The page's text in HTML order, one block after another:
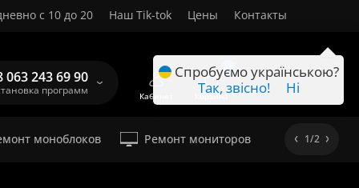
с 10 до 20 Наш Tik-tok Цены Контакты
063 243 69 90
программ Кабинет Корзина
моноблоков Ремонт мониторов 1/2
Спробуємо українською?
Так, звісно!
Ні